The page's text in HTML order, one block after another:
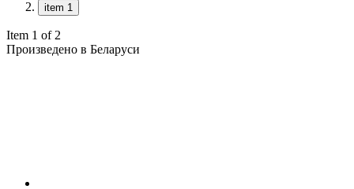
item 1
Item 1 of 2
Произведено в Беларуси